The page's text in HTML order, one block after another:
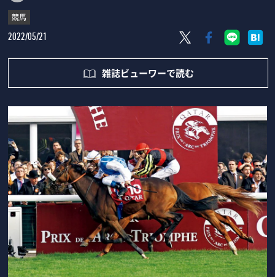
競馬
2022/05/21
雑誌ビューワーで読む